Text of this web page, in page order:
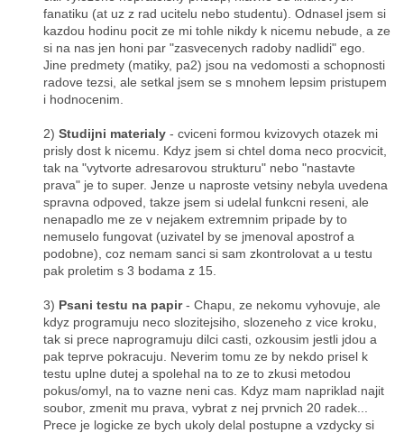
fanatiku (at uz z rad ucitelu nebo studentu). Odnasel jsem si
kazdou hodinu pocit ze mi tohle nikdy k nicemu nebude, a ze
si na nas jen honi par "zasvecenych radoby nadlidi" ego.
Jine predmety (matiky, pa2) jsou na vedomosti a schopnosti
radove tezsi, ale setkal jsem se s mnohem lepsim pristupem
i hodnocenim.
2) Studijni materialy - cviceni formou kvizovych otazek mi
prisly dost k nicemu. Kdyz jsem si chtel doma neco procvicit,
tak na "vytvorte adresarovou strukturu" nebo "nastavte
prava" je to super. Jenze u naproste vetsiny nebyla uvedena
spravna odpoved, takze jsem si udelal funkcni reseni, ale
nenapadlo me ze v nejakem extremnim pripade by to
nemuselo fungovat (uzivatel by se jmenoval apostrof a
podobne), coz nemam sanci si sam zkontrolovat a u testu
pak proletim s 3 bodama z 15.
3) Psani testu na papir- Chapu, ze nekomu vyhovuje, ale
kdyz programuju neco slozitejsiho, slozeneho z vice kroku,
tak si prece naprogramuju dilci casti, ozkousim jestli jdou a
pak teprve pokracuju. Neverim tomu ze by nekdo prisel k
testu uplne dutej a spolehal na to ze to zkusi metodou
pokus/omyl, na to vazne neni cas. Kdyz mam napriklad najit
soubor, zmenit mu prava, vybrat z nej prvnich 20 radek...
Prece je logicke ze bych ukoly delal postupne a vzdycky si